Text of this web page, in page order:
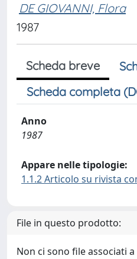
DE GIOVANNI, Flora
1987
Scheda breve
Scheda completa
Anno
1987
Appare nelle tipologie:
1.1.2 Articolo su rivista
File in questo prodotto:
Non ci sono file associati